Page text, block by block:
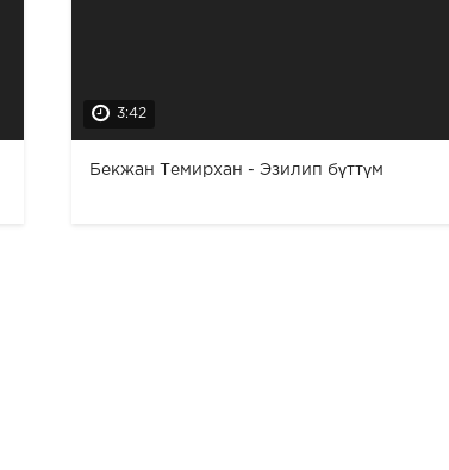
3:42
Бекжан Темирхан - Эзилип бүттүм